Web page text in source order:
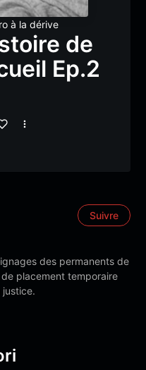
à la dérive
de
Ep.2
Suivre
des permanents de
placement temporaire
justice.